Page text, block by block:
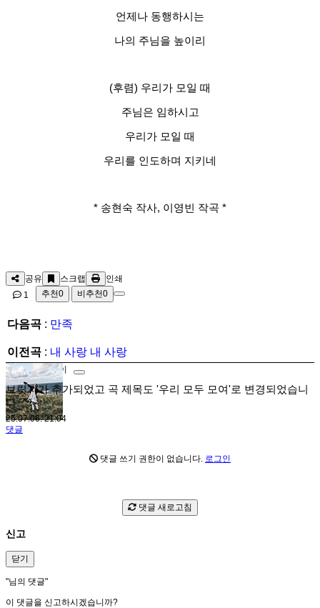
언제나 동행하시는
나의 주님을 높이리
(후렴) 우리가 모일 때
주님은 임하시고
우리가 모일 때
우리를 인도하며 지키네
* 송현숙 작사, 이영빈 작곡 *
공유 스크랩
인쇄
1
추천0 비추천0
다음곡 : 만족
이전곡 : 내 사랑 내 사랑
관리자 글쓴이
브릿지가 추가되었고 곡 제목도 '우리 모두 모여'로 변경되었습니
다. ^^
25.07.06. 21:04
댓글
댓글 쓰기 권한이 없습니다. 로그인
댓글 새로고침
신고
닫기
"님의 댓글"
이 댓글을 신고하시겠습니까?